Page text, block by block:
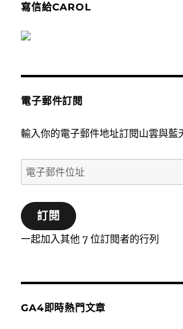
寫信給CAROL
電子郵件訂閱
輸入你的電子郵件地址訂閱山雲與藍
電
子
郵
件
位
訂閱
一起加入其他 7 位訂閱者的行列
GA4即時熱門文章